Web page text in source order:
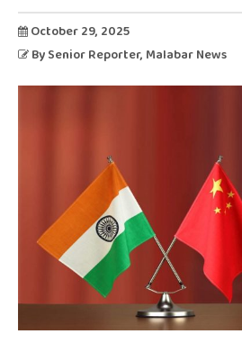
October 29, 2025
By Senior Reporter, Malabar News